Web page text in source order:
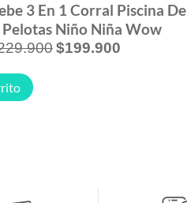
3 En 1 Corral Piscina De
Niño Niña Wow
$199.900